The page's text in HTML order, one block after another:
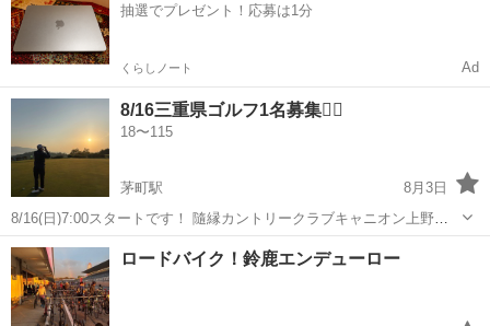
抽選でプレゼント！応募は1分
くらしノート Ad
8/16三重県ゴルフ1名募集🏌️‍♂️
18〜115
茅町駅
8月3日
8/16(日)7:00スタートです！ 隨縁カントリークラブキャニオン上野コ
ースです！ 急遽1名キャンセルになったため、1名募集します！ 初心者
の方も大歓迎👍 30代後半のエンジョイ勢３人です🤩 ガチゴルフではな
いので、気...
三重 伊賀市 茅町駅 ゴルフ 30代後半
ロードバイク！鈴鹿エンデューロー